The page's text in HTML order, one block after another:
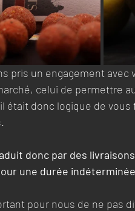
pris un engagement
celui de permettre
était donc logique de
donc par des
une durée
pour nous de ne pas